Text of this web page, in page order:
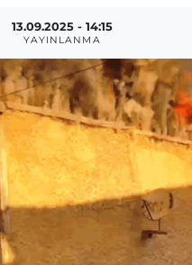
13.09.2025 - 14:15
YAYINLANMA
SAĞLIK
TEKNOLOJİ
BÖLGE
YAŞAM
DÜNYA
Haber Arşivi